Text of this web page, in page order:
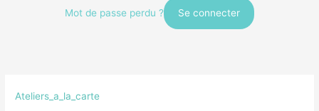
Mot de passe perdu ?
Ateliers_a_la_carte